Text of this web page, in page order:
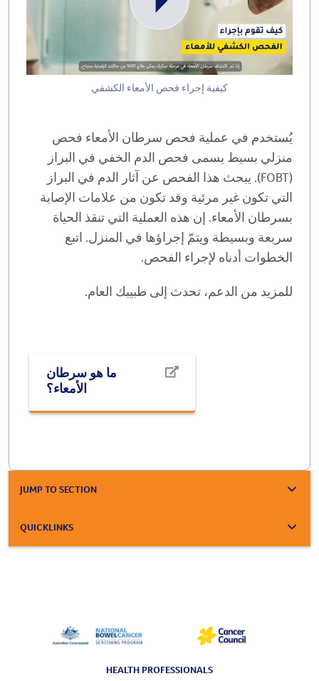
كيفية إجراء فحص الأمعاء الكشفي
يُستخدم في عملية فحص سرطان الأمعاء فحص
منزلي بسيط يسمى فحص الدم الخفي في البراز
(FOBT). يبحث هذا الفحص عن آثار الدم في البراز
التي تكون غير مرئية وقد تكون من علامات الإصابة
بسرطان الأمعاء. إن هذه العملية التي تنقذ الحياة
سريعة وبسيطة ويتمّ إجراؤها في المنزل. اتبع
الخطوات أدناه لإجراء الفحص.
للمزيد من الدعم، تحدث إلى طبيبك العام.
ما هو سرطان
الأمعاء؟
JUMP TO SECTION
QUICKLINKS
HEALTH PROFESSIONALS